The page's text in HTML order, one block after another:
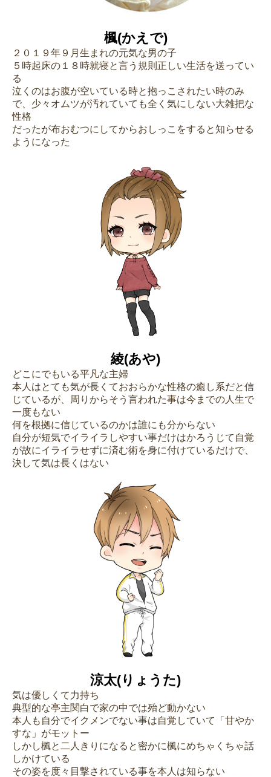
楓(かえで)
２０１９年９月生まれの元気な男の子
５時起床の１８時就寝と言う規則正しい生活を送ってい
る
泣くのはお腹が空いている時と抱っこされたい時のみ
で、少々オムツが汚れていても全く気にしない大雑把な
性格
だったが布おむつにしてからおしっこをすると知らせる
ようになった
綾(あや)
どこにでもいる平凡な主婦
本人はとても気が長くておおらかな性格の癒し系だと信
じているが、周りからそう言われた事は今までの人生で
一度もない
何を根拠に信じているのかは誰にも分からない
自分が短気でイライラしやすい事だけはかろうじて自覚
が故にイライラせずに済む術を身に付けているだけで、
決して気は長くはない
涼太(りょうた)
気は優しくて力持ち
典型的な亭主関白で家の中では殆ど動かない
本人も自分でイクメンでない事は自覚していて「甘やか
すな」がモットー
しかし楓と二人きりになると密かに楓にめちゃくちゃ話
しかけている
その姿を度々目撃されている事を本人は知らない